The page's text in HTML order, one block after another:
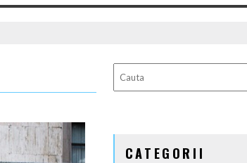
CATEGORII